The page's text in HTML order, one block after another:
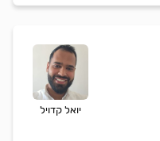
יואל קדויל